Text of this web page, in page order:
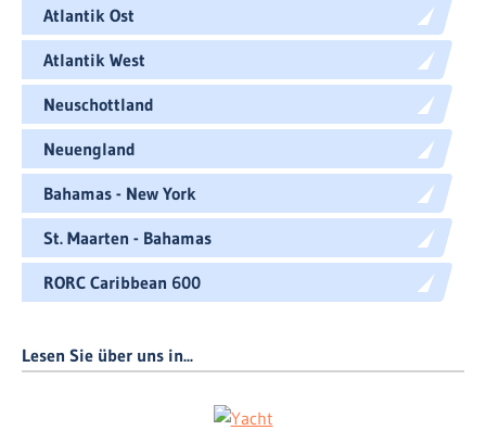
Atlantik Ost
Atlantik West
Neuschottland
Neuengland
Bahamas - New York
St. Maarten - Bahamas
RORC Caribbean 600
Lesen Sie über uns in...